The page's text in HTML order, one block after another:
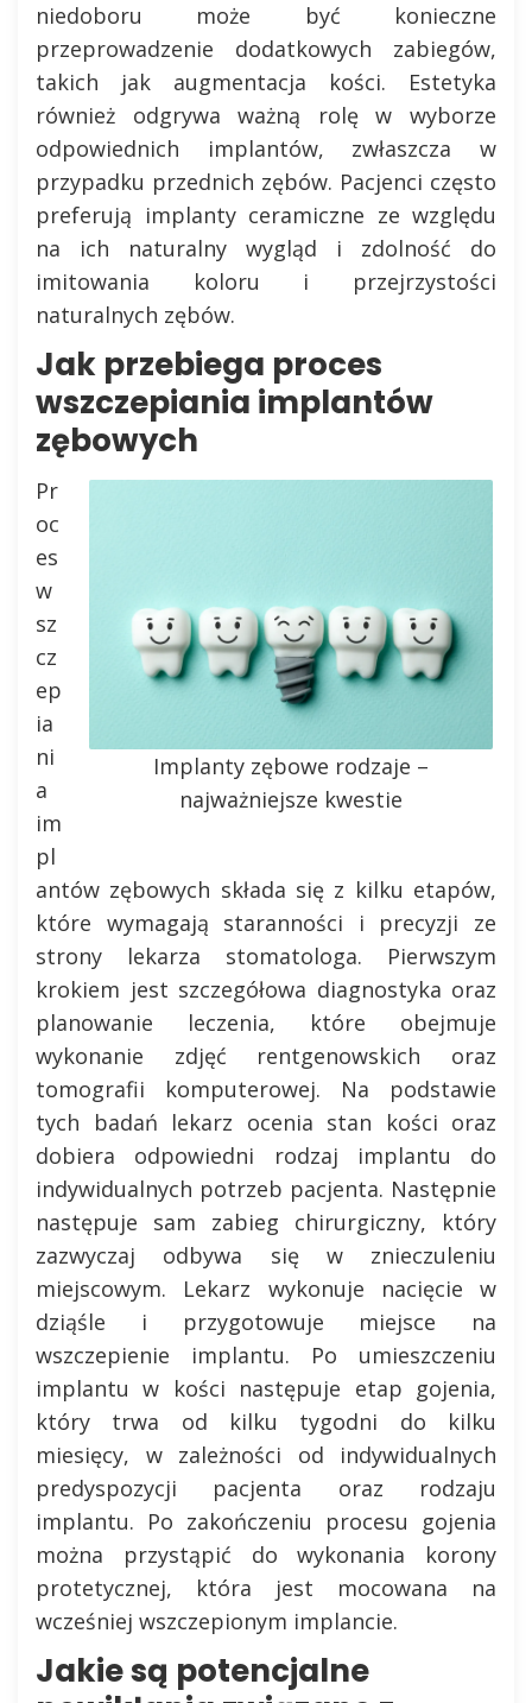
niedoboru może być konieczne
przeprowadzenie dodatkowych zabiegów,
takich jak augmentacja kości. Estetyka
również odgrywa ważną rolę w wyborze
odpowiednich implantów, zwłaszcza w
przypadku przednich zębów. Pacjenci często
preferują implanty ceramiczne ze względu
na ich naturalny wygląd i zdolność do
imitowania koloru i przejrzystości
naturalnych zębów.
Jak przebiega proces
wszczepiania implantów
zębowych
Implanty zębowe rodzaje –
najważniejsze kwestie
Pr
oc
es
w
sz
cz
ep
ia
ni
a
im
pl
antów zębowych składa się z kilku etapów,
które wymagają staranności i precyzji ze
strony lekarza stomatologa. Pierwszym
krokiem jest szczegółowa diagnostyka oraz
planowanie leczenia, które obejmuje
wykonanie zdjęć rentgenowskich oraz
tomografii komputerowej. Na podstawie
tych badań lekarz ocenia stan kości oraz
dobiera odpowiedni rodzaj implantu do
indywidualnych potrzeb pacjenta. Następnie
następuje sam zabieg chirurgiczny, który
zazwyczaj odbywa się w znieczuleniu
miejscowym. Lekarz wykonuje nacięcie w
dziąśle i przygotowuje miejsce na
wszczepienie implantu. Po umieszczeniu
implantu w kości następuje etap gojenia,
który trwa od kilku tygodni do kilku
miesięcy, w zależności od indywidualnych
predyspozycji pacjenta oraz rodzaju
implantu. Po zakończeniu procesu gojenia
można przystąpić do wykonania korony
protetycznej, która jest mocowana na
wcześniej wszczepionym implancie.
Jakie są potencjalne